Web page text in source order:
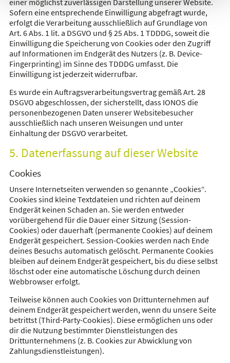
einer möglichst zuverlässigen Darstellung unserer Website.
Sofern eine entsprechende Einwilligung abgefragt wurde,
erfolgt die Verarbeitung ausschließlich auf Grundlage von
Art. 6 Abs. 1 lit. a DSGVO und § 25 Abs. 1 TDDDG, soweit die
Einwilligung die Speicherung von Cookies oder den Zugriff
auf Informationen im Endgerät des Nutzers (z. B. Device-
Fingerprinting) im Sinne des TDDDG umfasst. Die
Einwilligung ist jederzeit widerrufbar.
Es wurde ein Auftragsverarbeitungsvertrag gemäß Art. 28
DSGVO abgeschlossen, der sicherstellt, dass IONOS die
personenbezogenen Daten unserer Websitebesucher
ausschließlich nach unseren Weisungen und unter
Einhaltung der DSGVO verarbeitet.
5. Datenerfassung auf dieser Website
Cookies
Unsere Internetseiten verwenden so genannte „Cookies“.
Cookies sind kleine Textdateien und richten auf deinem
Endgerät keinen Schaden an. Sie werden entweder
vorübergehend für die Dauer einer Sitzung (Session-
Cookies) oder dauerhaft (permanente Cookies) auf deinem
Endgerät gespeichert. Session-Cookies werden nach Ende
deines Besuchs automatisch gelöscht. Permanente Cookies
bleiben auf deinem Endgerät gespeichert, bis du diese selbst
löschst oder eine automatische Löschung durch deinen
Webbrowser erfolgt.
Teilweise können auch Cookies von Drittunternehmen auf
deinem Endgerät gespeichert werden, wenn du unsere Seite
betrittst (Third-Party-Cookies). Diese ermöglichen uns oder
dir die Nutzung bestimmter Dienstleistungen des
Drittunternehmens (z. B. Cookies zur Abwicklung von
Zahlungsdienstleistungen).